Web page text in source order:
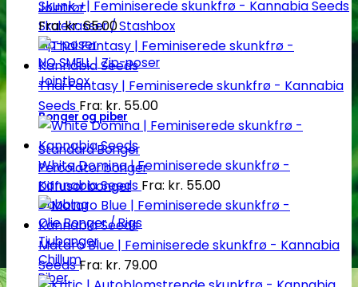
Jointrør
Skulekasser / Stashbox
Zip-poser
NO SMELL | Zip-poser
Jointbox
Bonger og piber
Standard Bonger
Percolator bonger
Diffusor bonger
Dabbing
Olie Bonger / Rigs
Tjubanger
Chillum
Piber
Skunk +| Feminiserede skunkfrø - Kannabia Seeds
Fra:kr.65.00
Thai Fantasy | Feminiserede skunkfrø - Kannabia
Seeds Fra: kr. 55.00
White Domina | Feminiserede skunkfrø -
Kannabia Seeds Fra: kr. 55.00
Mataro Blue | Feminiserede skunkfrø - Kannabia
SeedsFra: kr. 79.00